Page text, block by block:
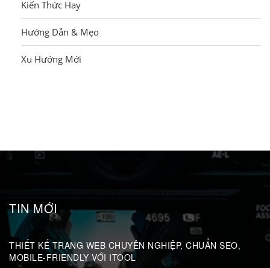
Kiến Thức Hay
Hướng Dẫn & Mẹo
Xu Hướng Mới
TIN MỚI
THIẾT KẾ TRANG WEB CHUYÊN NGHIỆP, CHUẨN SEO,
MOBILE-FRIENDLY VỚI ITOOL